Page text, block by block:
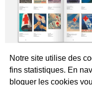
Notre site utilise des
fins statistiques. En
bloquer les cookies